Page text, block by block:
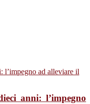
anni: l’impegno